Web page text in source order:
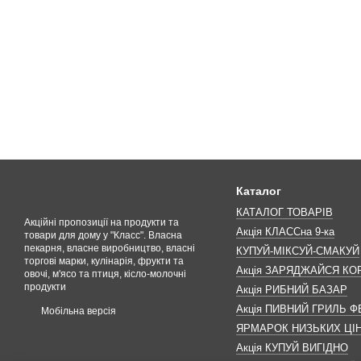
Акційні пропозиції на продукти та
товари для дому у "Класс". Власна
пекарня, власне виробництво, власні
торгові марки, кулінарія, фрукти та
овочі, м'ясо та птиця, кісло-молочні
продукти
Мобільна версія
Каталог
КАТАЛОГ ТОВАРІВ
Акція КЛАССна 9-ка
КУПУЙ-МІКСУЙ-СМАКУЙ
Акція ЗАРЯДЖАЙСЯ
Акція РИБНИЙ БАЗАР
Акція ПИВНИЙ ГРИЛЬ
ЯРМАРОК НИЗЬКИХ
Акція КУПУЙ ВИГІДНО